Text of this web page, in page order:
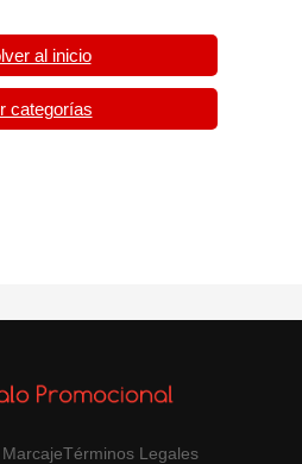
al inicio
categorías
Términos Legales